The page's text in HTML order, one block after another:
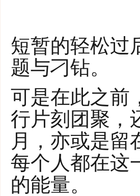
短暂的轻松过
题与刁钻。
可是在此之前
行片刻团聚，
月，亦或是留
每个人都在这
的能量。